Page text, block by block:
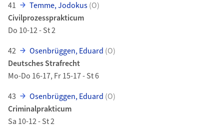
41
Temme, Jodokus(O)
Civilprozessprakticum
Do 10-12 - St 2
42
Osenbrüggen, Eduard (O)
Deutsches Strafrecht
Mo-Do 16-17, Fr 15-17 - St 6
43
Osenbrüggen, Eduard (O)
Criminalprakticum
Sa 10-12 - St 2